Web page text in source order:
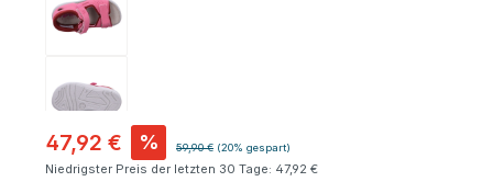
47,92 € % Regulärer Preis:
59,90 € (20% gespart)
Niedrigster Preis der letzten 30 Tage: 47,92 €